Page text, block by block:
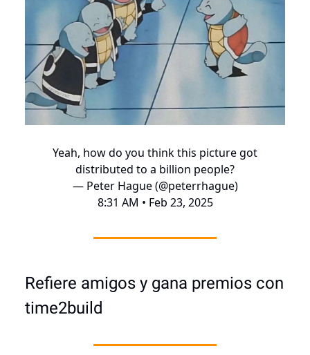
Yeah, how do you think this picture got
distributed to a billion people?
— Peter Hague (@peterrhague)
8:31 AM • Feb 23, 2025
Refiere amigos y gana premios con
time2build